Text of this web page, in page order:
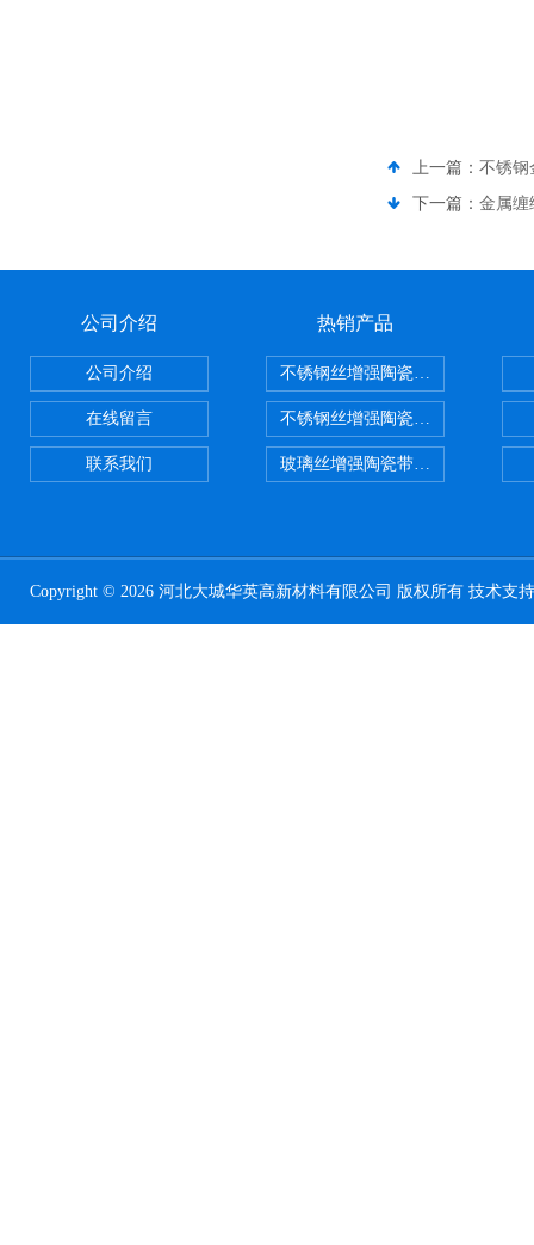
上一篇： 不锈钢
下一篇： 金属缠
公司介绍
公司介绍
在线留言
联系我们
热销产品
不锈钢丝增强陶瓷纤维布，陶瓷布
不锈钢丝增强陶瓷纤维布应用范围
玻璃丝增强陶瓷带，硅酸铝纤维
Copyright © 2026 河北大城华英高新材料有限公司 版权所有 技术支